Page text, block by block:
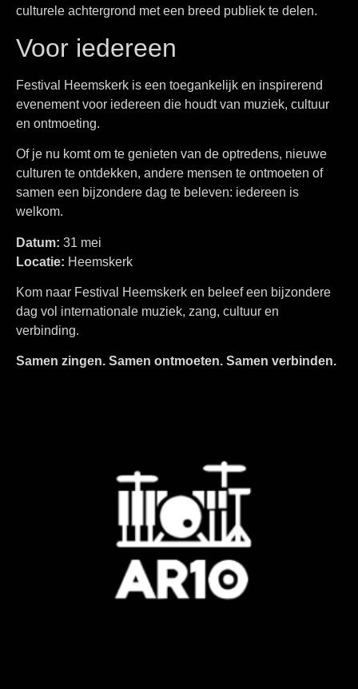
culturele achtergrond met een breed publiek te delen.
Voor iedereen
Festival Heemskerk is een toegankelijk en inspirerend
evenement voor iedereen die houdt van muziek, cultuur
en ontmoeting.
Of je nu komt om te genieten van de optredens, nieuwe
culturen te ontdekken, andere mensen te ontmoeten of
samen een bijzondere dag te beleven: iedereen is
welkom.
Datum: 31 mei
Locatie: Heemskerk
Kom naar Festival Heemskerk en beleef een bijzondere
dag vol internationale muziek, zang, cultuur en
verbinding.
Samen zingen. Samen ontmoeten. Samen verbinden.